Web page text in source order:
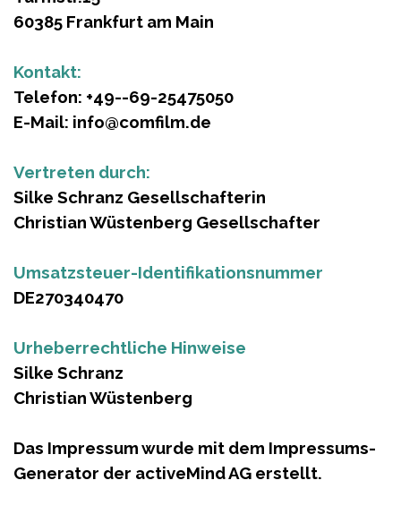
60385 Frankfurt am Main
Kontakt:
Telefon: +49--69-25475050
E-Mail: info@comfilm.de
Vertreten durch:
Silke Schranz Gesellschafterin
Christian Wüstenberg Gesellschafter
Umsatzsteuer-Identifikationsnummer
DE270340470
Urheberrechtliche Hinweise
Silke Schranz
Christian Wüstenberg
Das Impressum wurde mit dem Impressums-
Generator der activeMind AG erstellt.